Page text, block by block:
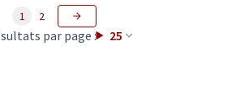
par page : 25
1 2